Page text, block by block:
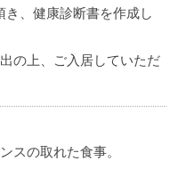
、健康診断書を作成し
の上、ご入居していただ
スの取れた食事。